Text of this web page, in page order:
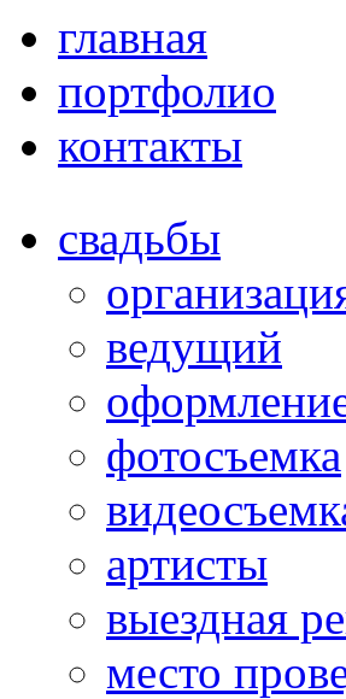
главная
портфолио
контакты
свадьбы
ведущий
фотосъемка
артисты
выездная
место